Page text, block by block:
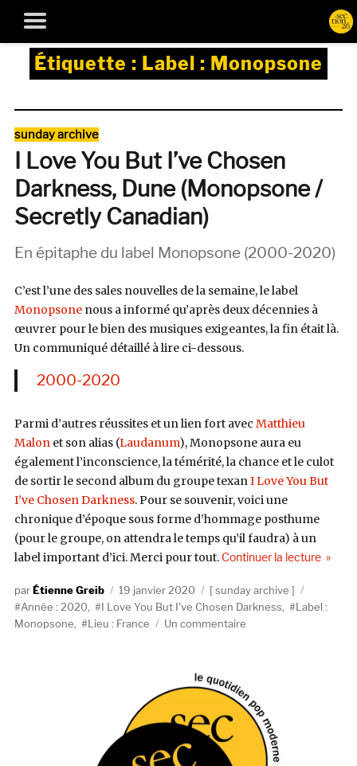
Étiquette : Label : Monopsone
Catégories
sunday archive
I Love You But I’ve Chosen
Darkness, Dune (Monopsone /
Secretly Canadian)
En épitaphe du label Monopsone (2000-2020)
C’est l’une des sales nouvelles de la semaine, le label
Monopsonenous a informé qu’après deux décennies à
œuvrerpour le bien des musiques exigeantes, la fin était là.
Un communiqué détaillé à lire ci-dessous.
2000-2020
Parmi d’autres réussites et un lien fort avec Matthieu
Malonet son alias (Laudanum), Monopsone aura eu
également l’inconscience, la témérité, la chance et le culot
de sortir le second album du groupe texanI Love You But
I’ve Chosen Darkness. Pour se souvenir, voici une
chronique d’époque sous forme d’hommage posthume
(pour le groupe, on attendra le temps qu’il faudra) à un
label important d’ici. Merci pour tout. Continuer la lecturede « I
AuteurÉtienne Greib
Publié
le
19 janvier 2020 Catégories
sunday archive
Année : 2020, I Love You But I've Chosen Darkness,
Label :
Monopsone, Lieu : France Un commentaire
I’ve
Chosen
Darkness,
Dune